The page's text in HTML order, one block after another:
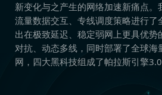
新变化与之产生的网络加速新痛点。
流量数据交互、专线调度策略进行了
出在极致延迟、稳定弱网上更具优势
对抗、动态多线，同时部署了全球海
网，四大黑科技组成了帕拉斯引擎3.0